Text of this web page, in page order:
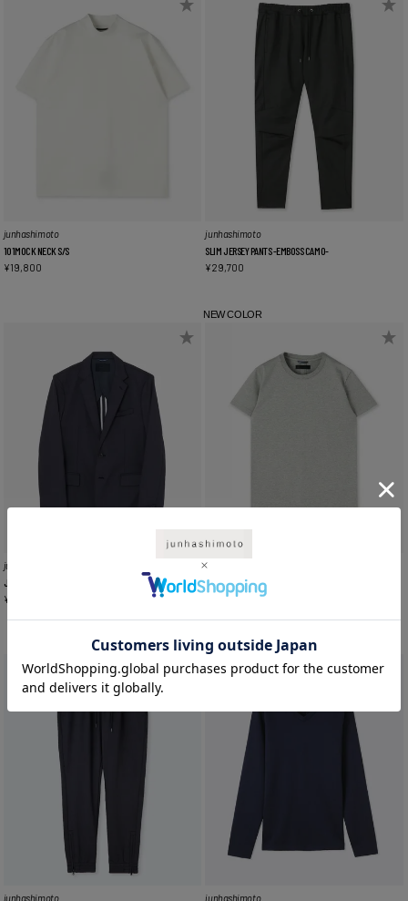
junhashimoto
101MOCK NECK S/S
¥19,800
junhashimoto
SLIM JERSEY PANTS -EMBOSS CAMO-
¥29,700
junhashimoto
JERSEY JACKET -EMBOSS CAMO-
¥
NEW COLOR
junhashimoto
101SERIBU C S/S
12,100
junhashimoto junhashimoto